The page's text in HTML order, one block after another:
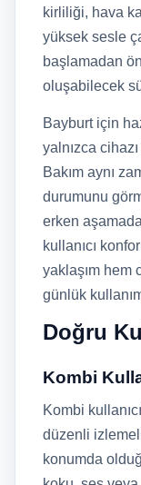
kirliliği, hava
yüksek sesle
başlamadan
oluşabilecek
Bayburt için
yalnızca
Bakım aynı
durumunu
erken
kullanıcı
yaklaşım hem
günlük
Doğru
Kombi
Kombi
düzenli
konumda